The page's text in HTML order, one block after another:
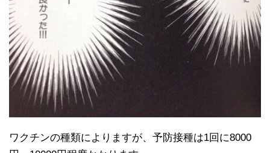
ワクチンの種類によりますが、予防接種は1回に8000